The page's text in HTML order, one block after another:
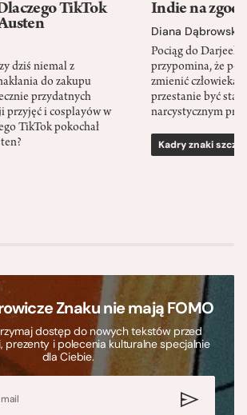
TikTok
dziś niemal z
do zakupu
przydatnych
przyjęć i cosplayów w
TikTok pokochał
Indie na
Diana Dąbrowska
Pociąg do
przypomina, że
zmienić człowieka
przestanie być
narcystycznym
Kadry znaki
Znaku nie mają FOMO
dostęp do nowych tekstów przed
prezenty i polecenia kulturalne specjalnie
dla Ciebie.